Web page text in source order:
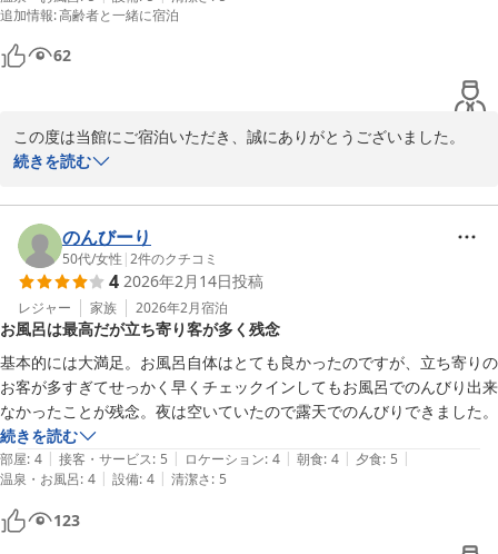
追加情報:高齢者と一緒に宿泊
62
この度は当館にご宿泊いただき、誠にありがとうございました。
また、ご丁寧に口コミをお寄せいただき、心より御礼申し上げま
ご同伴者様のご体調について事前にお知らせいただきありがとうご
ざいました。
当館の対応にご満足いただけたとのお言葉を頂戴し、大変嬉しく拝
読いたしました。
ご滞在中、少しでも安心して快適にお過ごしいただけておりました
ら、何よりでございます。今後も皆さまに寄り添ったおもてなしが
できるよう、スタッフ一同努めてまいります。
また機会がございましたら、ぜひご一緒にお越しくださいませ。
再びお迎えできます日を心よりお待ち申し上げております。
犬鳴山温泉 不動口館
続きを読む
のんびーり
50代/女性 |2件のクチコミ
4 2026年2月14日投稿
レジャー 家族 2026年2月宿泊
お風呂は最高だが立ち寄り客が多く残念
基本的には大満足。お風呂自体はとても良かったのですが、立ち寄りの
お客が多すぎてせっかく早くチェックインしてもお風呂でのんびり出来
なかったことが残念。夜は空いていたので露天でのんびりできました。
続きを読む
部屋: 4 | 接客・サービス: 5 | ロケーション: 4 | 朝食: 4 | 夕食: 5 |
温泉・お風呂: 4 | 設備: 4 | 清潔さ: 5
123